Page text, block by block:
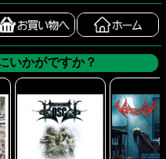
いかがですか？